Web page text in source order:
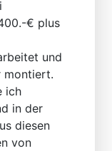
€ plus
und
montiert.
ich
in der
diesen
von